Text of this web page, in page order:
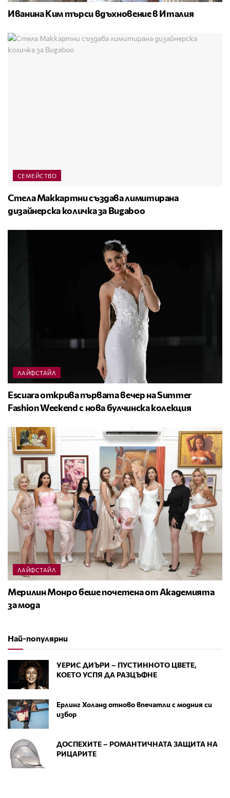
Иванина Ким търси вдъхновение в Италия
СЕМЕЙСТВО
Стела Маккартни създава лимитирана
дизайнерска количка за Bugaboo
ЛАЙФСТАЙЛ
Escuara открива първата вечер на Summer
Fashion Weekend с нова булчинска колекция
ЛАЙФСТАЙЛ
Мерилин Монро беше почетена от Академията
за мода
Най-популярни
УЕРИС ДИЪРИ – ПУСТИННОТО ЦВЕТЕ,
КОЕТО УСПЯ ДА РАЗЦЪФНЕ
Ерлинг Холанд отново впечатли с модния си
избор
ДОСПЕХИТЕ – РОМАНТИЧНАТА ЗАЩИТА НА
РИЦАРИТЕ